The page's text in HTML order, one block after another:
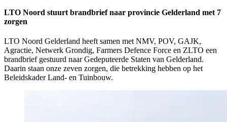
LTO Noord stuurt brandbrief naar provincie Gelderland met 7
zorgen
LTO Noord Gelderland heeft samen met NMV, POV, GAJK,
Agractie, Netwerk Grondig, Farmers Defence Force en ZLTO een
brandbrief gestuurd naar Gedeputeerde Staten van Gelderland.
Daarin staan onze zeven zorgen, die betrekking hebben op het
Beleidskader Land- en Tuinbouw.